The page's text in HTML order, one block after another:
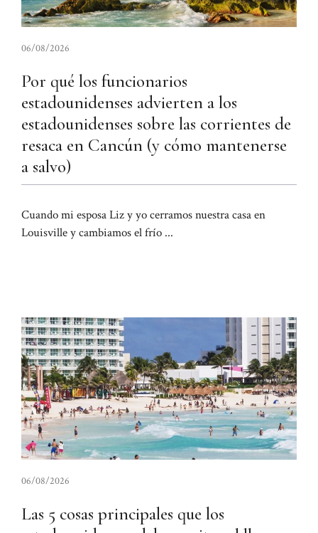
06/08/2026
Por qué los funcionarios
estadounidenses advierten a los
estadounidenses sobre las corrientes de
resaca en Cancún (y cómo mantenerse
a salvo)
Cuando mi esposa Liz y yo cerramos nuestra casa en
Louisville y cambiamos el frío ...
06/08/2026
Las 5 cosas principales que los